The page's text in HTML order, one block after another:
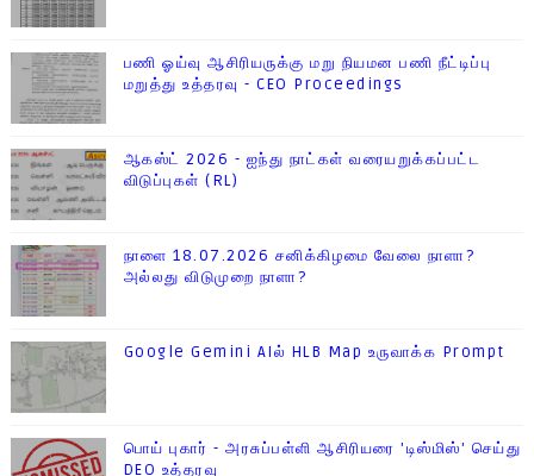
பணி ஓய்வு ஆசிரியருக்கு மறு நியமன பணி நீட்டிப்பு
மறுத்து உத்தரவு - CEO Proceedings
ஆகஸ்ட் 2026 - ஐந்து நாட்கள் வரையறுக்கப்பட்ட
விடுப்புகள் (RL)
நாளை 18.07.2026 சனிக்கிழமை வேலை நாளா?
அல்லது விடுமுறை நாளா?
Google Gemini AIல் HLB Map உருவாக்க Prompt
பொய் புகார் - அரசுப்பள்ளி ஆசிரியரை 'டிஸ்மிஸ்' செய்து
DEO உத்தரவு